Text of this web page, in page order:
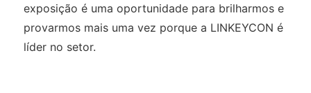
exposição é uma oportunidade para brilharmos e
provarmos mais uma vez porque a LINKEYCON é
líder no setor.